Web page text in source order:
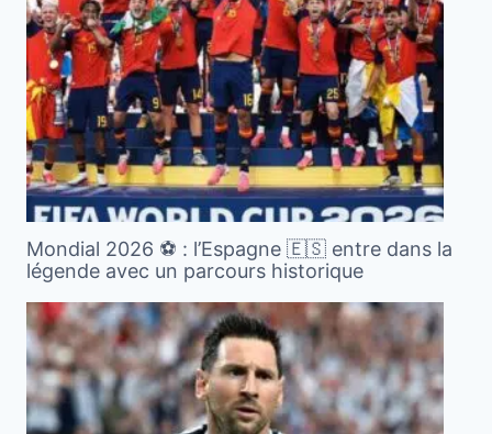
Mondial 2026 ⚽️ : l’Espagne 🇪🇸 entre dans la
légende avec un parcours historique